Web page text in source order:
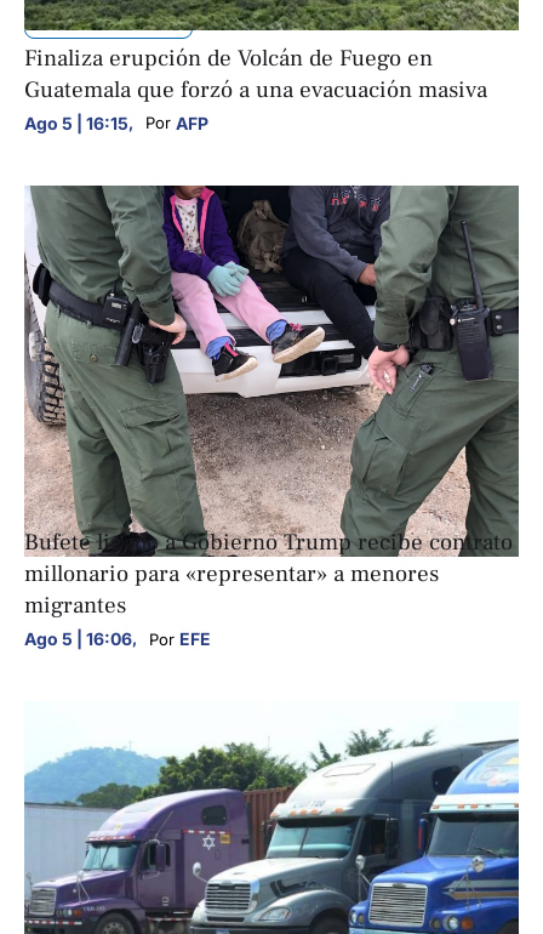
INTERNACIONALES
Finaliza erupción de Volcán de Fuego en
Guatemala que forzó a una evacuación masiva
Ago 5 | 16:15, Por AFP
INTERNACIONALES
Bufete ligado a Gobierno Trump recibe contrato
millonario para «representar» a menores
migrantes
Ago 5 | 16:06, Por EFE